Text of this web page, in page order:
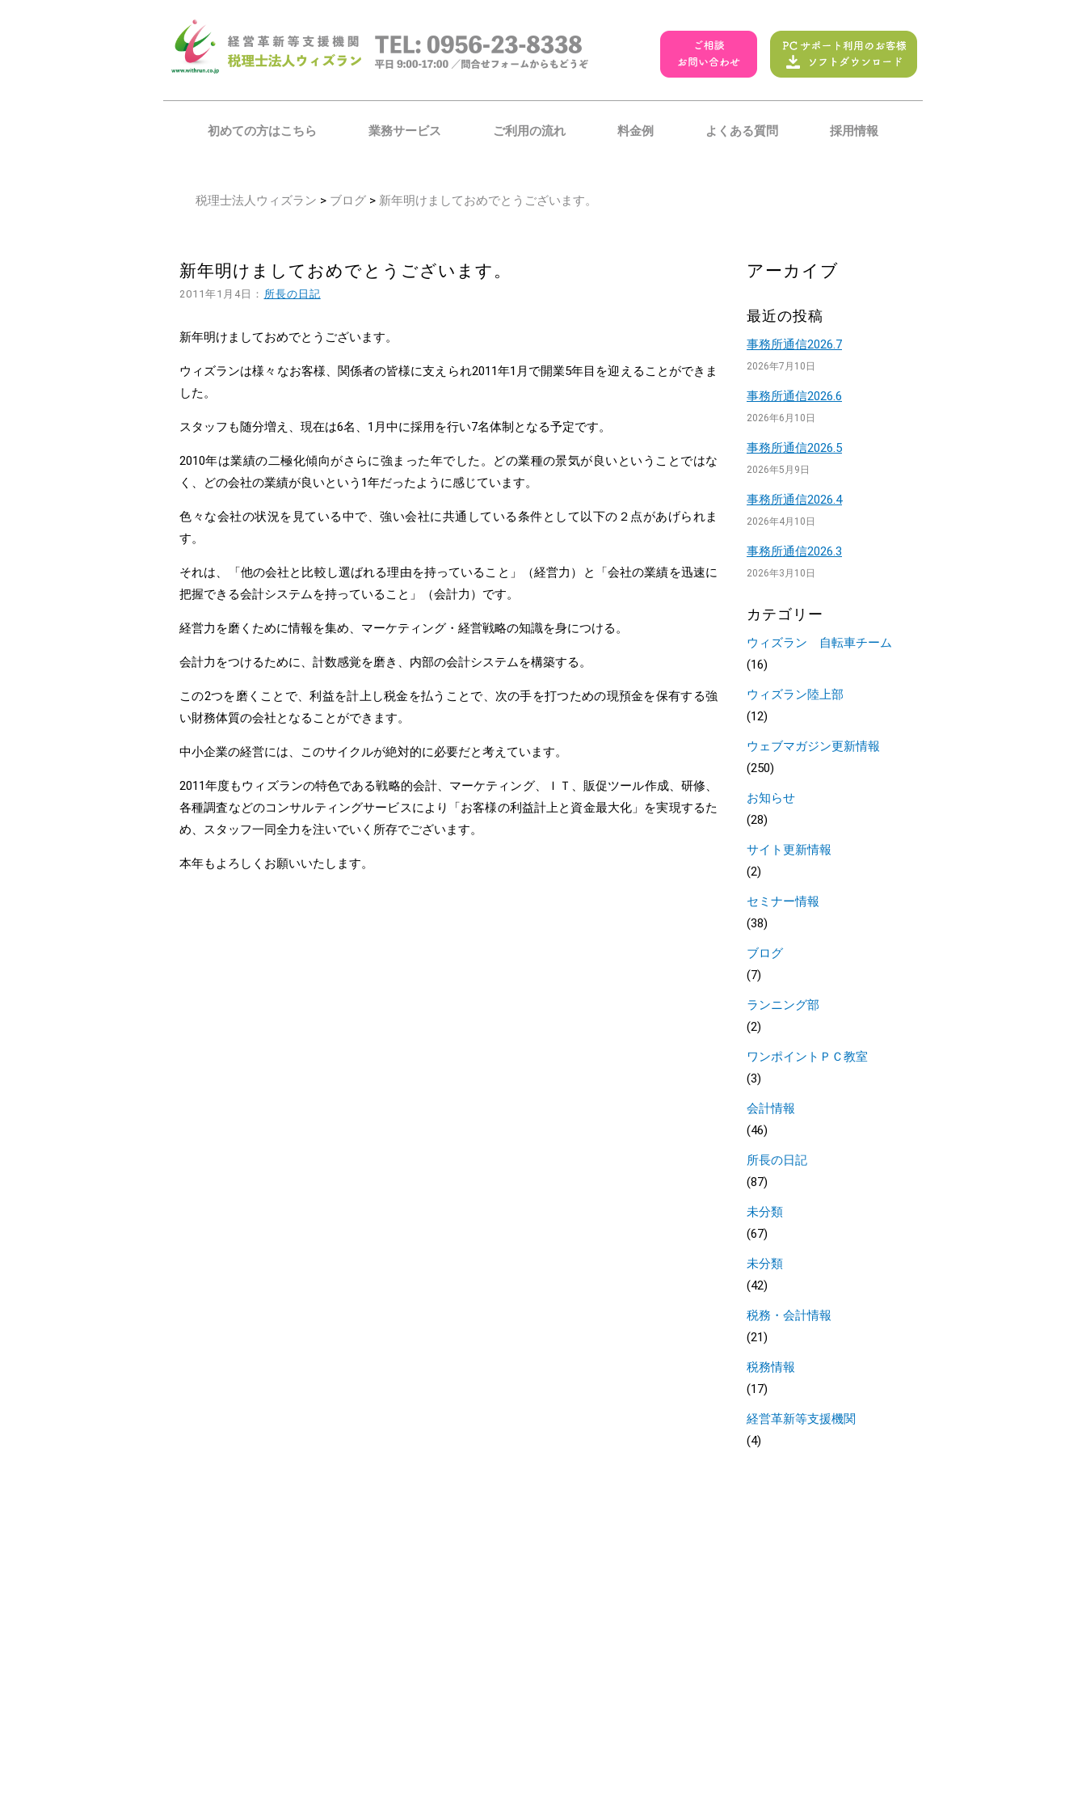
初めての方はこちら 業務サービス ご利用の流れ 料金例 よくある質問 採用情報
税理士法人ウィズラン > ブログ > 新年明けましておめでとうございます。
新年明けましておめでとうございます。
2011年1月4日： 所長の日記
新年明けましておめでとうございます。
ウィズランは様々なお客様、関係者の皆様に支えられ2011年1月で開業5年目を迎えることができま
した。
スタッフも随分増え、現在は6名、1月中に採用を行い7名体制となる予定です。
2010年は業績の二極化傾向がさらに強まった年でした。どの業種の景気が良いということではな
く、どの会社の業績が良いという1年だったように感じています。
色々な会社の状況を見ている中で、強い会社に共通している条件として以下の２点があげられま
す。
それは、「他の会社と比較し選ばれる理由を持っていること」（経営力）と「会社の業績を迅速に
把握できる会計システムを持っていること」（会計力）です。
経営力を磨くために情報を集め、マーケティング・経営戦略の知識を身につける。
会計力をつけるために、計数感覚を磨き、内部の会計システムを構築する。
この2つを磨くことで、利益を計上し税金を払うことで、次の手を打つための現預金を保有する強
い財務体質の会社となることができます。
中小企業の経営には、このサイクルが絶対的に必要だと考えています。
2011年度もウィズランの特色である戦略的会計、マーケティング、ＩＴ、販促ツール作成、研修、
各種調査などのコンサルティングサービスにより「お客様の利益計上と資金最大化」を実現するた
め、スタッフ一同全力を注いでいく所存でございます。
本年もよろしくお願いいたします。
アーカイブ
最近の投稿
事務所通信2026.7
2026年7月10日
事務所通信2026.6
2026年6月10日
事務所通信2026.5
2026年5月9日
事務所通信2026.4
2026年4月10日
事務所通信2026.3
2026年3月10日
カテゴリー
ウィズラン 自転車チーム
(16)
ウィズラン陸上部
(12)
ウェブマガジン更新情報
(250)
お知らせ
(28)
サイト更新情報
(2)
セミナー情報
(38)
ブログ
(7)
ランニング部
(2)
ワンポイントＰＣ教室
(3)
会計情報
(46)
所長の日記
(87)
未分類
(67)
未分類
(42)
税務・会計情報
(21)
税務情報
(17)
経営革新等支援機関
(4)